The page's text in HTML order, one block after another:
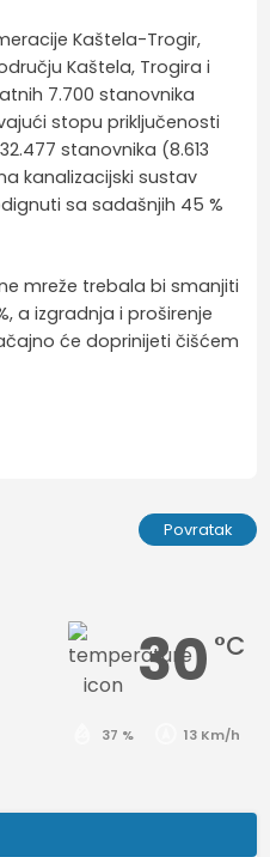
Kaštela-Trogir,
Kaštela, Trogira i
7.700 stanovnika
stopu priključenosti
stanovnika (8.613
kanalizacijski sustav
sa sadašnjih 45 %
mreže trebala bi smanjiti
a izgradnja i proširenje
će doprinijeti čišćem
Povratak
30 °C
37 % 13 Km/h